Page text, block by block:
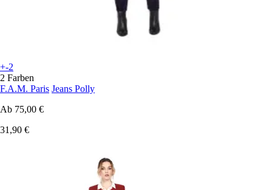
+-2
2 Farben
F.A.M. Paris Jeans Polly
Ab 75,00 €
31,90 €